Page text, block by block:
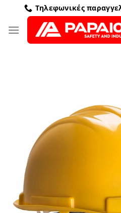
Μετάβαση
περιεχόμενο
Τηλεφωνικές